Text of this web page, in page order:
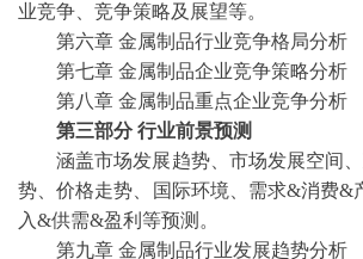
业竞争、竞争策略及展望等。
第六章 金属制品行业竞争格局分析
第七章 金属制品企业竞争策略分析
第八章 金属制品重点企业竞争分析
第三部分 行业前景预测
涵盖市场发展趋势、市场发展空间
势、价格走势、国际环境、需求&消费&
入&供需&盈利等预测。
第九章 金属制品行业发展趋势分析